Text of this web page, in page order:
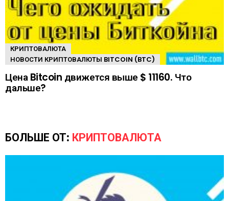
КРИПТОВАЛЮТА
НОВОСТИ КРИПТОВАЛЮТЫ BITCOIN (BTC)
Цена Bitcoin движется выше $ 11160. Что
дальше?
БОЛЬШЕ ОТ: КРИПТОВАЛЮТА